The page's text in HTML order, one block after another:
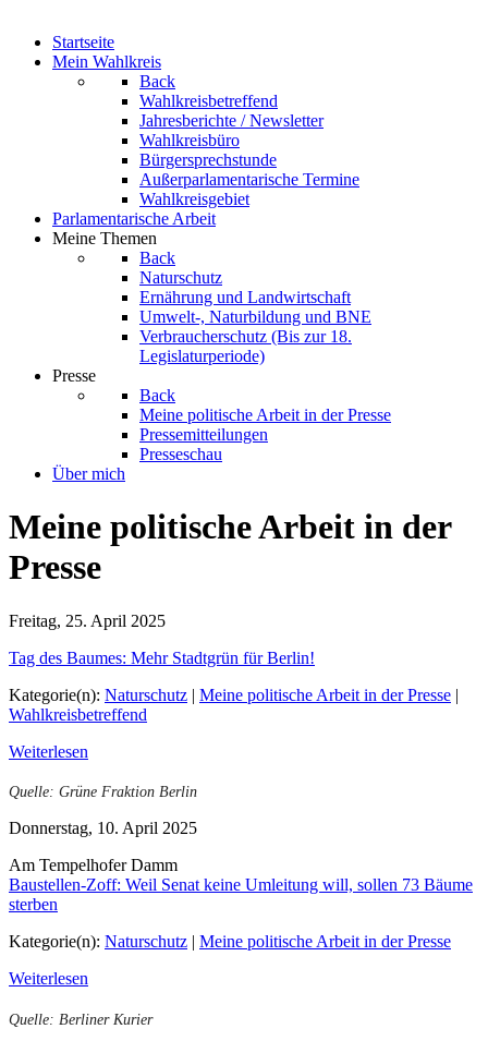
Startseite
Mein Wahlkreis
Back
Wahlkreisbetreffend
Jahresberichte / Newsletter
Wahlkreisbüro
Bürgersprechstunde
Außerparlamentarische Termine
Wahlkreisgebiet
Parlamentarische Arbeit
Meine Themen
Back
Naturschutz
Ernährung und Landwirtschaft
Umwelt-, Naturbildung und BNE
Verbraucherschutz (Bis zur 18.
Legislaturperiode)
Presse
Back
Meine politische Arbeit in der Presse
Pressemitteilungen
Presseschau
Über mich
Meine politische Arbeit in der
Presse
Freitag, 25. April 2025
Tag des Baumes: Mehr Stadtgrün für Berlin!
Kategorie(n): Naturschutz | Meine politische Arbeit in der Presse |
Wahlkreisbetreffend
Weiterlesen
Quelle: Grüne Fraktion Berlin
Donnerstag, 10. April 2025
Am Tempelhofer Damm
Baustellen-Zoff: Weil Senat keine Umleitung will, sollen 73 Bäume
sterben
Kategorie(n): Naturschutz | Meine politische Arbeit in der Presse
Weiterlesen
Quelle: Berliner Kurier